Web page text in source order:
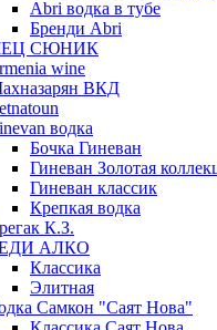
Abri водка в тубе
Бренди Abri
СЮНИК
wine
ВКД
водка
Бочка Гиневан
Гиневан Золотая
Гиневан классик
Крепкая водка
К.З.
АЛКО
Классика
Элитная
Самкон "Саят Нова"